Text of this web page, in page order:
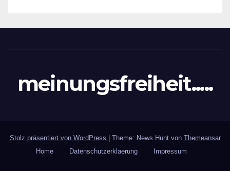
meinungsfreiheit.....
Stolz präsentiert von WordPress Theme: News Hunt von Themeansar
Home
Datenschutzerklaerung Impressum